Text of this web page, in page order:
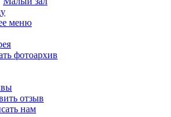
меню
фотоархив
отзыв
нам